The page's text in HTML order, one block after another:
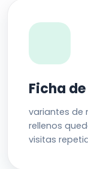
Ficha
variantes de
rellenos
visitas